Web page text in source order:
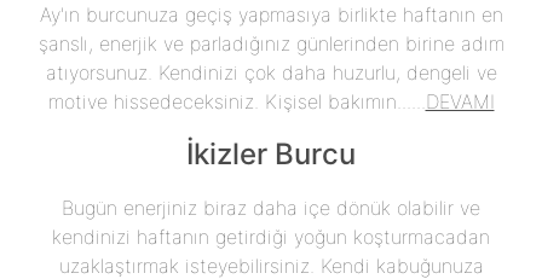
Ay'ın burcunuza geçiş yapmasıya birlikte haftanın en
şanslı, enerjik ve parladığınız günlerinden birine adım
atıyorsunuz. Kendinizi çok daha huzurlu, dengeli ve
motive hissedeceksiniz. Kişisel bakımın...... DEVAMI
İkizler Burcu
Bugün enerjiniz biraz daha içe dönük olabilir ve
kendinizi haftanın getirdiği yoğun koşturmacadan
uzaklaştırmak isteyebilirsiniz. Kendi kabuğunuza